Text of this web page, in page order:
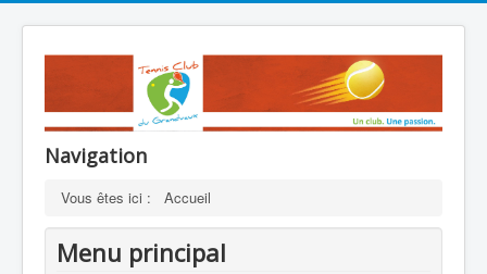
Navigation
Vous êtes ici : Accueil
Menu principal